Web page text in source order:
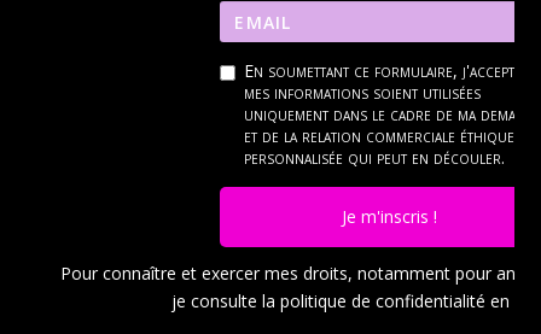
En soumettant ce formulaire, j'accepte
mes informations soient utilisées
uniquement dans le cadre de ma
et de la relation commerciale éthique et
personnalisée qui peut en découler.
Je m'inscris !
Pour connaître et exercer mes droits, notamment pour
je consulte la politique de confidentialité en